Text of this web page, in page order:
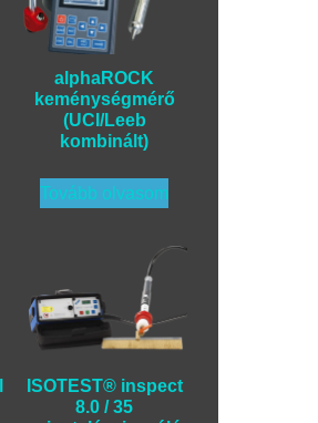
alphaROCK
keménységmérő
(UCI/Leeb
kombinált)
Tovább olvasom
ISOTEST® inspect
8.0 / 35